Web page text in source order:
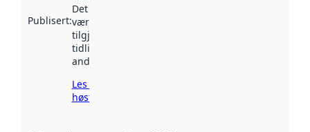
Publisert:
Det kan ha
vært
tilgjengelig
tidligere
andre steder.
Les mer om
høsting her